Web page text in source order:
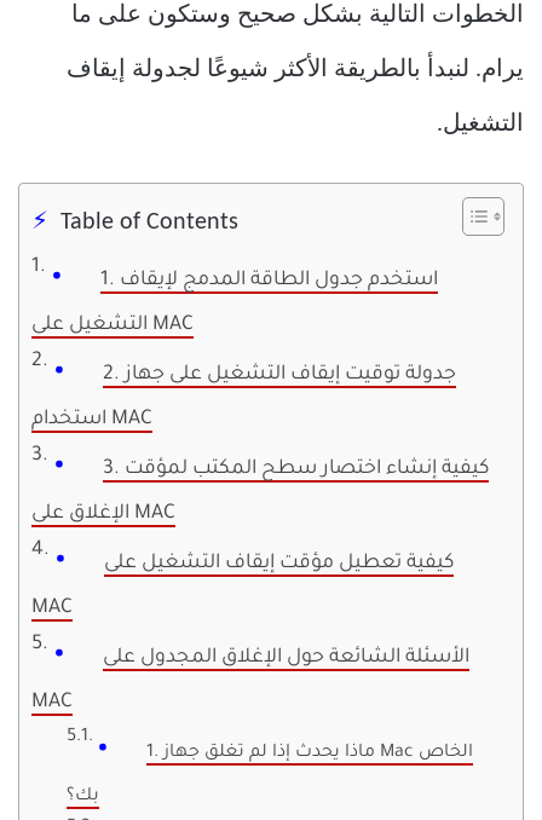
الخطوات التالية بشكل صحيح وستكون على ما
يرام. لنبدأ بالطريقة الأكثر شيوعًا لجدولة إيقاف
التشغيل.
Table of Contents
1. استخدم جدول الطاقة المدمج لإيقاف
التشغيل على MAC
2. جدولة توقيت إيقاف التشغيل على جهاز
استخدام MAC
3. كيفية إنشاء اختصار سطح المكتب لمؤقت
الإغلاق على MAC
كيفية تعطيل مؤقت إيقاف التشغيل على
MAC
الأسئلة الشائعة حول الإغلاق المجدول على
MAC
1. ماذا يحدث إذا لم تغلق جهاز Mac الخاص
بك؟